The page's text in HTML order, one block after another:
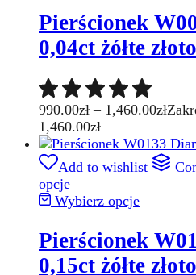
Pierścionek
0,04ct żółte złoto
990.00zł – 1,460.00zł
1,460.00zł
Add to wishlist
opcje
Wybierz opcje
Pierścionek
0,15ct żółte złoto